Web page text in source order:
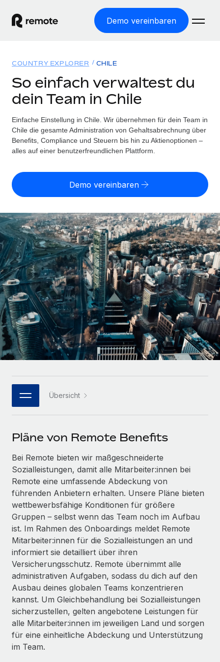
Demo vereinbaren
WELTWEITE BESCHÄFTIGUNG
Globale Payroll
Einfache, rechtssicher Payroll
Employer of Record
Contractor of Record
Contractor Management
Globales Onboarding und Verwalten von
Freelancer:innen
PEO
Auslagern von komplexen HR-Aufgaben
INFRASTRUKTUR
Remote Embedded
Nahtlose Integration der HR in bestehende Abläufe
Plattform
Integrierte HR-Kernfunktionen für dein Team
Verknüpfung beliebiger KI-Tools mit Remote über unser
MCP
Prozessoptimierung mit unverzichtbaren Business-
DIENSTLEISTUNGEN
Frag unsere Expert:innen
Hilfe von Expert:innen für globale HR & Compliance
Background-Checks
Einfacheres Bewerber:innen-Screening
Compliance Watchtower
Lückenlose Compliance
Geräteverwaltung
Globale Bereitstellung und Verfolgung von IT-
Geräten
Gründung von Niederlassungen
Lösungen
WELTWEITE ABDECKUNG
Country Explorer
Länderspezifische Unterstützung bei der Einstellung
Explorer für US-Bundesstaaten
Einfache Einstellung in allen US-Bundesstaaten
Vergleiche mit unseren Mitbewerbern
WACHSTUMSPHASE
Startups
Agile HR- und Payroll-Lösungen für wachsende
Unternehmen
Mittelstand
Maßgeschneiderte HR-Lösungen, um Teams zu
vergrößern
Enterprise
PARTNER WERDEN
Plattform
Partner werden
Entdecke die Möglichkeiten einer Partnerschaft
Demnächst verfügbar
FALLSTUDIEN
So hat der KI-Vorreiter Weaviate sein Team mit
Remote um 120 % vergrößert
Weaviate auf einen Blick Weaviate entwickelt KI-basierte
Open-Source-Infrastrukturen. Das...
Mehr erfahren
Strategische Partnerschaft zwischen
Ressourcen
TOOLS UND RECHNER
Scheinselbstständigkeitsrisikos
Länderspezifische Berechnung der
Gesamtbeschäftigungskosten
Honorarzahlungen berechnen
Informationen zu möglichen Währungen und
Abwicklungsfristen für globale Freelancer:innen
LERNEN MIT REMOTE
Forschung und Leitfäden
Fallstudien
Checklisten und Vorlagen
Bibliothek für Stellenbeschreibungen
Newsroom
Informationen zu Gehältern und Qualifikationen
Insights Center
Hol dir Unterstützung
Alle Ressourcen anzeigen
BLOG
Globale Payroll
EOR und PEO
Contractor Management
Preise
English
Nederlands
Français
Deutsch
Español
Italiano
Português (Portugal)
日本語
한국어
Anmelden
COUNTRY EXPLORER CHILE
So einfach verwaltest du
dein Team in Chile
Einfache Einstellung in Chile. Wir übernehmen für dein Team in
Chile die gesamte Administration von Gehaltsabrechnung über
Benefits, Compliance und Steuern bis hin zu Aktienoptionen –
alles auf einer benutzerfreundlichen Plattform.
Demo vereinbaren
Übersicht
Pläne von Remote Benefits
Bei Remote bieten wir maßgeschneiderte
Sozialleistungen, damit alle Mitarbeiter:innen bei
Remote eine umfassende Abdeckung von
führenden Anbietern erhalten. Unsere Pläne bieten
wettbewerbsfähige Konditionen für größere
Gruppen – selbst wenn das Team noch im Aufbau
ist. Im Rahmen des Onboardings meldet Remote
Mitarbeiter:innen für die Sozialleistungen an und
informiert sie detailliert über ihren
Versicherungsschutz. Remote übernimmt alle
administrativen Aufgaben, sodass du dich auf den
Ausbau deines globalen Teams konzentrieren
kannst. Um Gleichbehandlung bei Sozialleistungen
sicherzustellen, gelten angebotene Leistungen für
alle Mitarbeiter:innen im jeweiligen Land und sorgen
für eine einheitliche Abdeckung und Unterstützung
im Team.